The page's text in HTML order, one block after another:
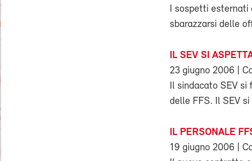
I sospetti esternati
sbarazzarsi delle
IL SEV SI
23 giugno 2006 |
Il sindacato SEV
delle FFS. Il SEV
IL PERSONALE
19 giugno 2006 |